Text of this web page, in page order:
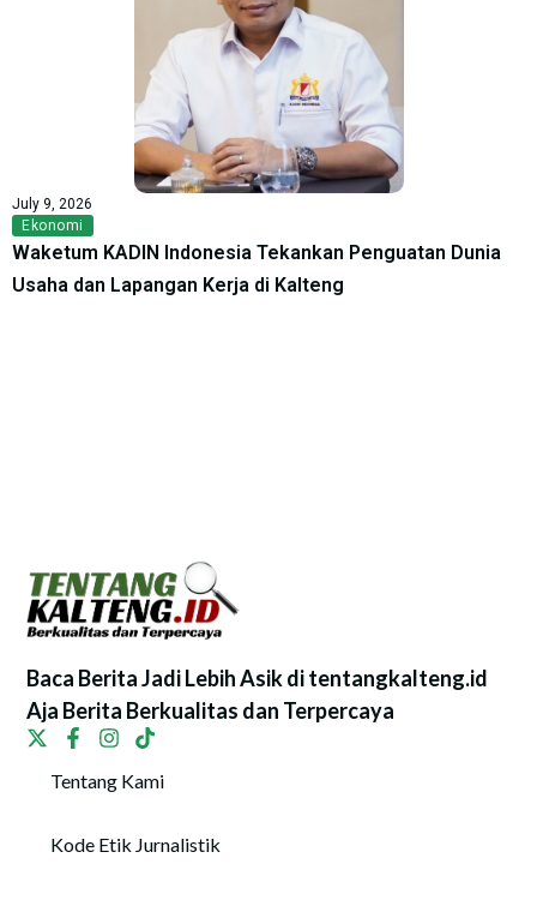
July 9, 2026
Ekonomi
Waketum KADIN Indonesia Tekankan Penguatan Dunia
Usaha dan Lapangan Kerja di Kalteng
Baca Berita Jadi Lebih Asik di tentangkalteng.id
Aja Berita Berkualitas dan Terpercaya
Tentang Kami
Kode Etik Jurnalistik